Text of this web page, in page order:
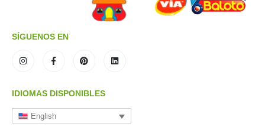
SÍGUENOS EN
IDIOMAS DISPONIBLES
English